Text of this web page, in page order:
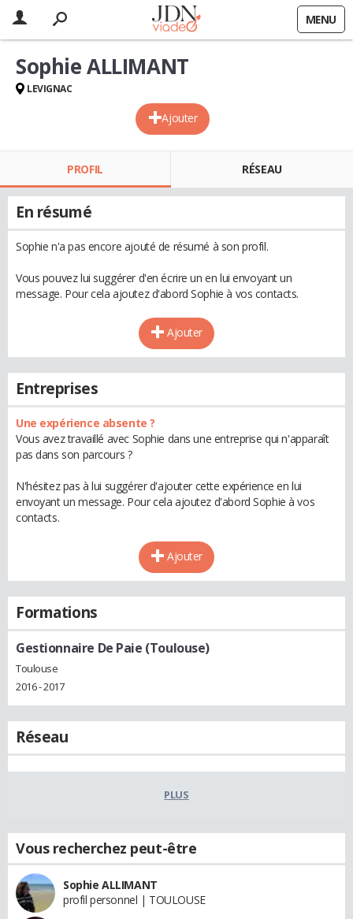
MENU
Ajouter
Sophie ALLIMANT
LEVIGNAC
PROFIL RÉSEAU
En résumé
Sophie n'a pas encore ajouté de résumé à son profil.
Vous pouvez lui suggérer d'en écrire un en lui envoyant un
message. Pour cela ajoutez d'abord Sophie à vos contacts.
Ajouter
Entreprises
Une expérience absente ?
Vous avez travaillé avec Sophie dans une entreprise qui n'apparaît
pas dans son parcours ?
N'hésitez pas à lui suggérer d'ajouter cette expérience en lui
envoyant un message. Pour cela ajoutez d'abord Sophie à vos
contacts.
Ajouter
Formations
Gestionnaire De Paie (Toulouse)
Toulouse
2016 - 2017
Réseau
PLUS
Vous recherchez peut-être
Sophie ALLIMANT
profil personnel | TOULOUSE